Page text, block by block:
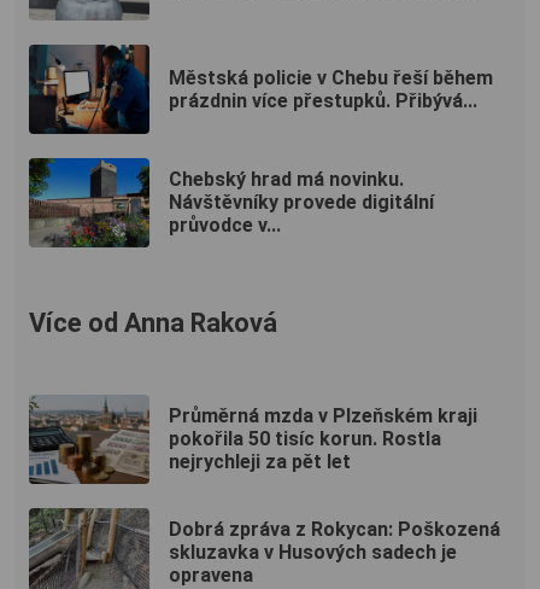
Městská policie v Chebu řeší během
prázdnin více přestupků. Přibývá...
Chebský hrad má novinku.
Návštěvníky provede digitální
průvodce v...
Více od Anna Raková
Průměrná mzda v Plzeňském kraji
pokořila 50 tisíc korun. Rostla
nejrychleji za pět let
Dobrá zpráva z Rokycan: Poškozená
skluzavka v Husových sadech je
opravena